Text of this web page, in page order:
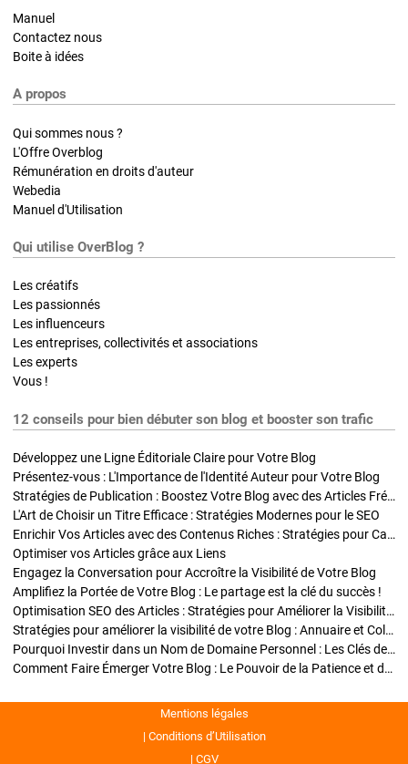
Manuel
Contactez nous
Boite à idées
A propos
Qui sommes nous ?
L'Offre Overblog
Rémunération en droits d'auteur
Webedia
Manuel d'Utilisation
Qui utilise OverBlog ?
Les créatifs
Les passionnés
Les influenceurs
Les entreprises, collectivités et associations
Les experts
Vous !
12 conseils pour bien débuter son blog et booster son trafic
Développez une Ligne Éditoriale Claire pour Votre Blog
Présentez-vous : L'Importance de l'Identité Auteur pour Votre Blog
Stratégies de Publication : Boostez Votre Blog avec des Articles Fréquents et Exclusifs
L'Art de Choisir un Titre Efficace : Stratégies Modernes pour le SEO
Enrichir Vos Articles avec des Contenus Riches : Stratégies pour Captiver et Optimiser
Optimiser vos Articles grâce aux Liens
Engagez la Conversation pour Accroître la Visibilité de Votre Blog
Amplifiez la Portée de Votre Blog : Le partage est la clé du succès !
Optimisation SEO des Articles : Stratégies pour Améliorer la Visibilité de Votre Blog
Stratégies pour améliorer la visibilité de votre Blog : Annuaire et Collaborations
Pourquoi Investir dans un Nom de Domaine Personnel : Les Clés de la Réussite de Votre Blog
Comment Faire Émerger Votre Blog : Le Pouvoir de la Patience et de la Persévérance
Mentions légales
Conditions d’Utilisation
CGV